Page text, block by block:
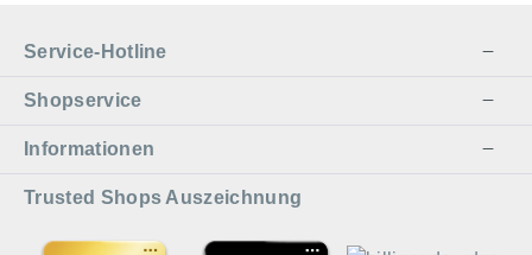
Service-Hotline
Shopservice
Informationen
Trusted Shops Auszeichnung